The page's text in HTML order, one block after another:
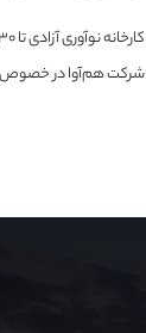
کارخانه نوآوری آزادی تا ۳۰ روز دیگر تعطیل می‌شود
شرکت هم‌آوا در خصوص